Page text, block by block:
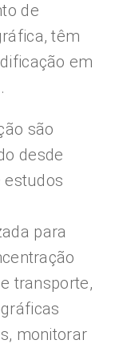
de
têm
em
são
desde
para
transporte,
monitorar